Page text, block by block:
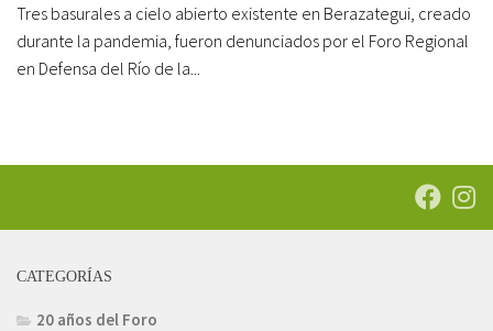
Tres basurales a cielo abierto existente en Berazategui, creado
durante la pandemia, fueron denunciados por el Foro Regional
en Defensa del Río de la...
CATEGORÍAS
20 años del Foro